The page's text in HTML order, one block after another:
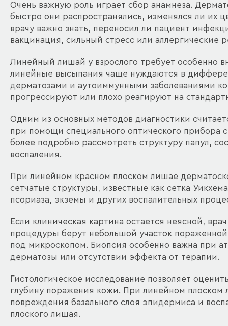
Очень важную роль играет сбор анамнеза.
быстро они распространялись, изменялся ли
врачу важно знать, переносил ли пациент
вакцинация, сильный стресс или аллергические
Линейный лишай у взрослого требует особенно
линейные высыпания чаще нуждаются в
дерматозами и аутоиммунными заболеваниями
прогрессируют или плохо реагируют на
Одним из основных методов диагностики
при помощи специального оптического прибора
более подробно рассмотреть структуру папул,
воспаления.
При линейном красном плоском лишае
сетчатые структуры, известные как сетка
псориаза, экземы и других воспалительных
Если клиническая картина остается неясной,
процедуры берут небольшой участок
под микроскопом. Биопсия особенно важна при
дерматозы или отсутствии эффекта от терапии.
Гистологическое исследование позволяет
глубину поражения кожи. При линейном
повреждения базального слоя эпидермиса и
плоского лишая.